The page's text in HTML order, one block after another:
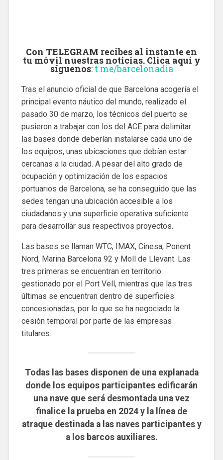
Con TELEGRAM recibes al instante en
tu móvil nuestras noticias. Clica aquí y
síguenos: t.me/barcelonadia
Tras el anuncio oficial de que Barcelona acogería el
principal evento náutico del mundo, realizado el
pasado 30 de marzo, los técnicos del puerto se
pusieron a trabajar con los del ACE para delimitar
las bases donde deberían instalarse cada uno de
los equipos, unas ubicaciones que debían estar
cercanas a la ciudad. A pesar del alto grado de
ocupación y optimización de los espacios
portuarios de Barcelona, ​​se ha conseguido que las
sedes tengan una ubicación accesible a los
ciudadanos y una superficie operativa suficiente
para desarrollar sus respectivos proyectos.
Las bases se llaman WTC, IMAX, Cinesa, Ponent
Nord, Marina Barcelona 92 ​​y Moll de Llevant. Las
tres primeras se encuentran en territorio
gestionado por el Port Vell, mientras que las tres
últimas se encuentran dentro de superficies
concesionadas, por lo que se ha negociado la
cesión temporal por parte de las empresas
titulares.
Todas las bases disponen de una explanada
donde los equipos participantes edificarán
una nave que será desmontada una vez
finalice la prueba en 2024 y la línea de
atraque destinada a las naves participantes y
a los barcos auxiliares.